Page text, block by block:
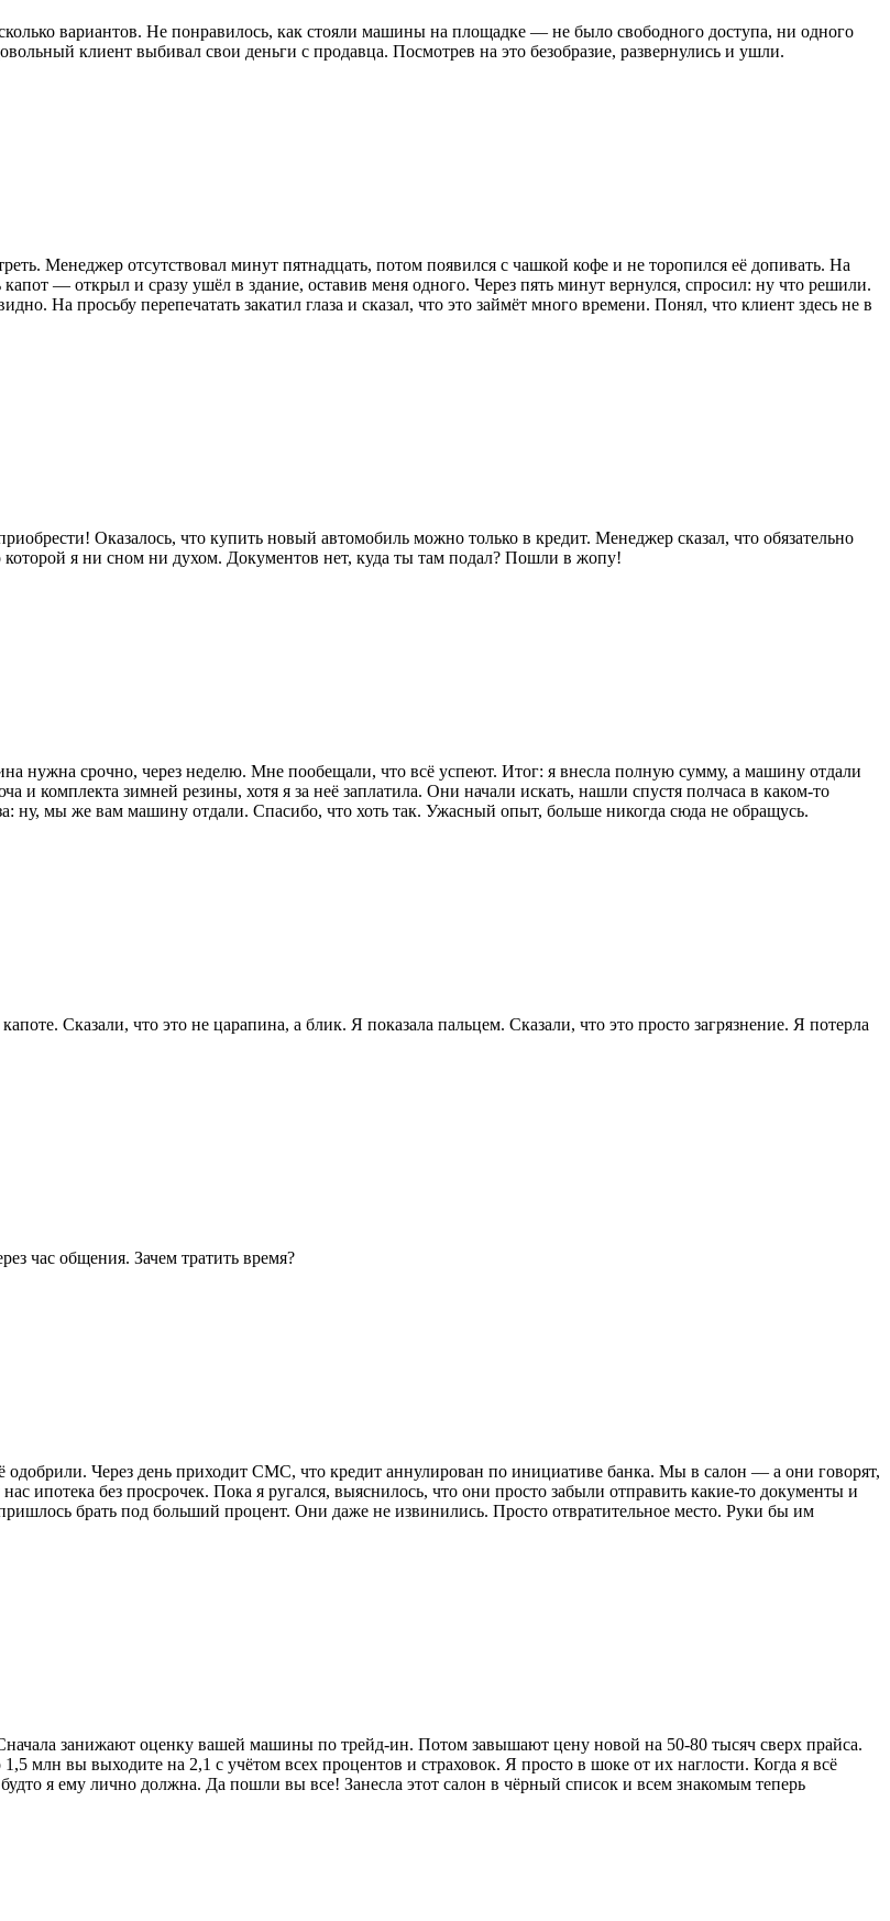
вариантов. Не понравилось, как стояли машины на площадке — не было свободного доступа, ни одного
клиент выбивал свои деньги с продавца. Посмотрев на это безобразие, развернулись и ушли.
Менеджер отсутствовал минут пятнадцать, потом появился с чашкой кофе и не торопился её допивать. На
— открыл и сразу ушёл в здание, оставив меня одного. Через пять минут вернулся, спросил: ну что решили.
На просьбу перепечатать закатил глаза и сказал, что это займёт много времени. Понял, что клиент здесь не в
Оказалось, что купить новый автомобиль можно только в кредит. Менеджер сказал, что обязательно
я ни сном ни духом. Документов нет, куда ты там подал? Пошли в жопу!
нужна срочно, через неделю. Мне пообещали, что всё успеют. Итог: я внесла полную сумму, а машину отдали
и комплекта зимней резины, хотя я за неё заплатила. Они начали искать, нашли спустя полчаса в каком-то
ну, мы же вам машину отдали. Спасибо, что хоть так. Ужасный опыт, больше никогда сюда не обращусь.
Сказали, что это не царапина, а блик. Я показала пальцем. Сказали, что это просто загрязнение. Я потерла
час общения. Зачем тратить время?
Через день приходит СМС, что кредит аннулирован по инициативе банка. Мы в салон — а они говорят,
ипотека без просрочек. Пока я ругался, выяснилось, что они просто забыли отправить какие-то документы и
брать под больший процент. Они даже не извинились. Просто отвратительное место. Руки бы им
занижают оценку вашей машины по трейд-ин. Потом завышают цену новой на 50-80 тысяч сверх прайса.
млн вы выходите на 2,1 с учётом всех процентов и страховок. Я просто в шоке от их наглости. Когда я всё
я ему лично должна. Да пошли вы все! Занесла этот салон в чёрный список и всем знакомым теперь